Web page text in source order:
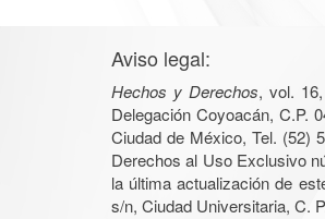
Aviso legal:
Hechos y Derechos, vol.
Delegación Coyoacán, C.P.
Ciudad de México, Tel. (52)
Derechos al Uso Exclusivo
la última actualización de
s/n, Ciudad Universitaria, C.